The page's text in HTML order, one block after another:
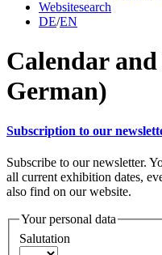
Websitesearch
DE/EN
Calendar
German)
Subscription to our
Subscribe to our newsletter.
all current exhibition dates,
also find on our website.
Your personal data
Salutation